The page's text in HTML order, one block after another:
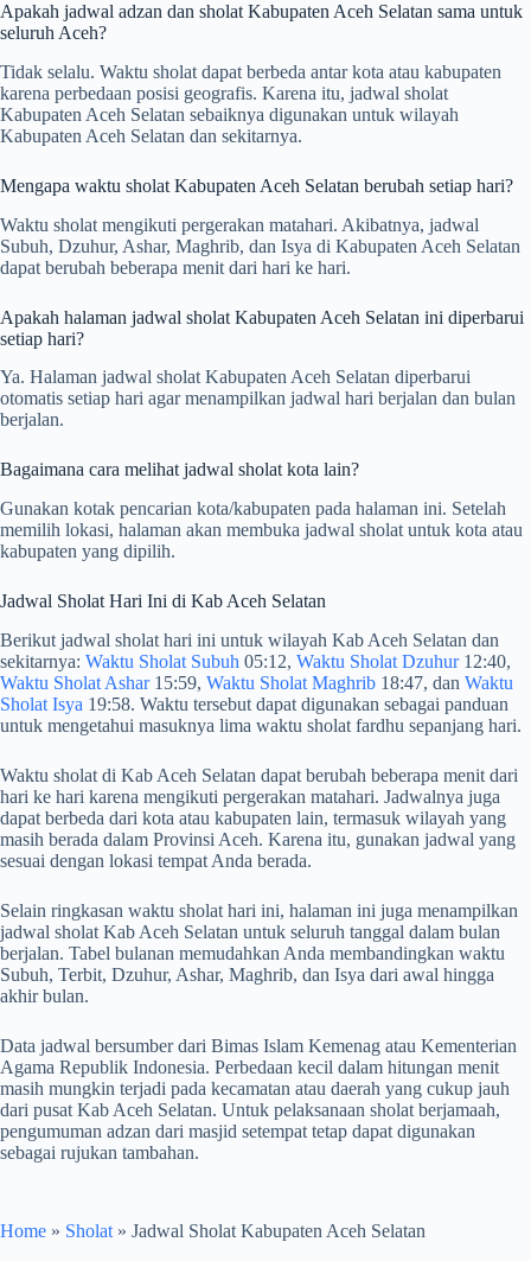
Apakah jadwal adzan dan sholat Kabupaten Aceh Selatan sama untuk
seluruh Aceh?
Tidak selalu. Waktu sholat dapat berbeda antar kota atau kabupaten
karena perbedaan posisi geografis. Karena itu, jadwal sholat
Kabupaten Aceh Selatan sebaiknya digunakan untuk wilayah
Kabupaten Aceh Selatan dan sekitarnya.
Mengapa waktu sholat Kabupaten Aceh Selatan berubah setiap hari?
Waktu sholat mengikuti pergerakan matahari. Akibatnya, jadwal
Subuh, Dzuhur, Ashar, Maghrib, dan Isya di Kabupaten Aceh Selatan
dapat berubah beberapa menit dari hari ke hari.
Apakah halaman jadwal sholat Kabupaten Aceh Selatan ini diperbarui
setiap hari?
Ya. Halaman jadwal sholat Kabupaten Aceh Selatan diperbarui
otomatis setiap hari agar menampilkan jadwal hari berjalan dan bulan
berjalan.
Bagaimana cara melihat jadwal sholat kota lain?
Gunakan kotak pencarian kota/kabupaten pada halaman ini. Setelah
memilih lokasi, halaman akan membuka jadwal sholat untuk kota atau
kabupaten yang dipilih.
Jadwal Sholat Hari Ini di Kab Aceh Selatan
Berikut jadwal sholat hari ini untuk wilayah Kab Aceh Selatan dan
sekitarnya: Waktu Sholat Subuh 05:12, Waktu Sholat Dzuhur12:40,
Waktu Sholat Ashar15:59, Waktu Sholat Maghrib 18:47, dan Waktu
Sholat Isya 19:58. Waktu tersebut dapat digunakan sebagai panduan
untuk mengetahui masuknya lima waktu sholat fardhu sepanjang hari.
Waktu sholat di Kab Aceh Selatan dapat berubah beberapa menit dari
hari ke hari karena mengikuti pergerakan matahari. Jadwalnya juga
dapat berbeda dari kota atau kabupaten lain, termasuk wilayah yang
masih berada dalam Provinsi Aceh. Karena itu, gunakan jadwal yang
sesuai dengan lokasi tempat Anda berada.
Selain ringkasan waktu sholat hari ini, halaman ini juga menampilkan
jadwal sholat Kab Aceh Selatan untuk seluruh tanggal dalam bulan
berjalan. Tabel bulanan memudahkan Anda membandingkan waktu
Subuh, Terbit, Dzuhur, Ashar, Maghrib, dan Isya dari awal hingga
akhir bulan.
Data jadwal bersumber dari Bimas Islam Kemenag atau Kementerian
Agama Republik Indonesia. Perbedaan kecil dalam hitungan menit
masih mungkin terjadi pada kecamatan atau daerah yang cukup jauh
dari pusat Kab Aceh Selatan. Untuk pelaksanaan sholat berjamaah,
pengumuman adzan dari masjid setempat tetap dapat digunakan
sebagai rujukan tambahan.
Home » Sholat » Jadwal Sholat Kabupaten Aceh Selatan